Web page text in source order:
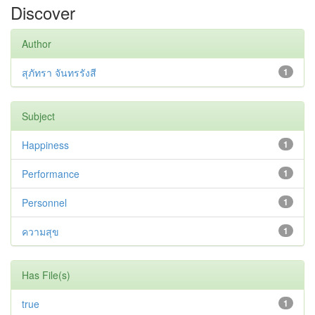
Discover
Author
1
สุภัทรา จันทรรังสี
Subject
1
Happiness
1
Performance
1
Personnel
1
ความสุข
Has File(s)
1
true